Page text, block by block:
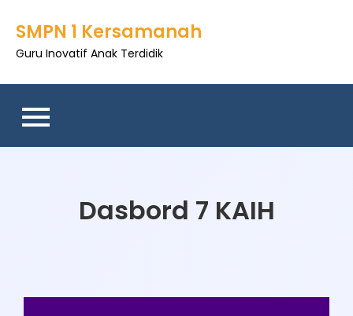
SMPN 1 Kersamanah
Guru Inovatif Anak Terdidik
Dasbord 7 KAIH